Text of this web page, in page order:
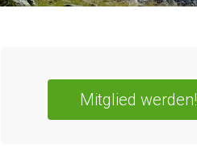
Mitglied werden!